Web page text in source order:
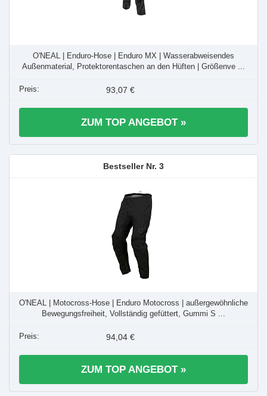
O'NEAL | Enduro-Hose | Enduro MX | Wasserabweisendes
Außenmaterial, Protektorentaschen an den Hüften | Größenve ...
93,07 €
ZUM TOP ANGEBOT »
3
O'NEAL | Motocross-Hose | Enduro Motocross | außergewöhnliche
Bewegungsfreiheit, Vollständig gefüttert, Gummi S ...
94,04 €
ZUM TOP ANGEBOT »